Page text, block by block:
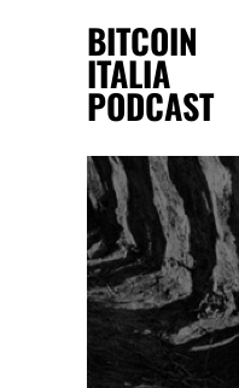
BITCOIN
ITALIA
PODCAST